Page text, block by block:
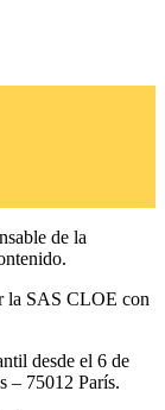
de la
la SAS CLOE con
desde el 6 de
– 75012 París.